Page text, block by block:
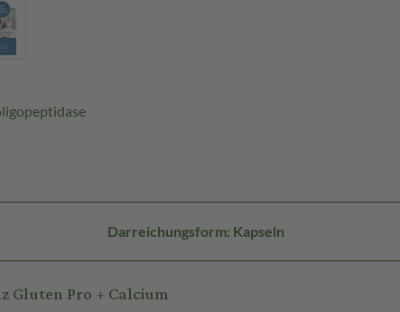
Darreichungsform: Kapseln
Pro + Calcium